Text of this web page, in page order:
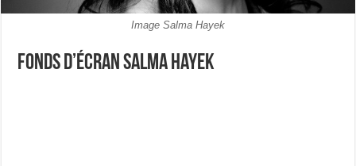
Image Salma Hayek
Fonds d’écran Salma Hayek